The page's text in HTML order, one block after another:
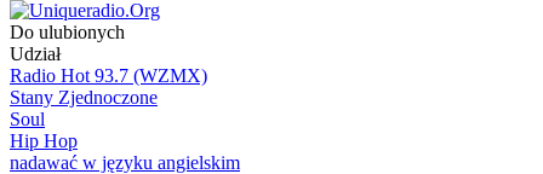
Do ulubionych
Udział
Radio Hot 93.7 (WZMX)
Stany Zjednoczone
Soul
Hip Hop
nadawać w języku angielskim